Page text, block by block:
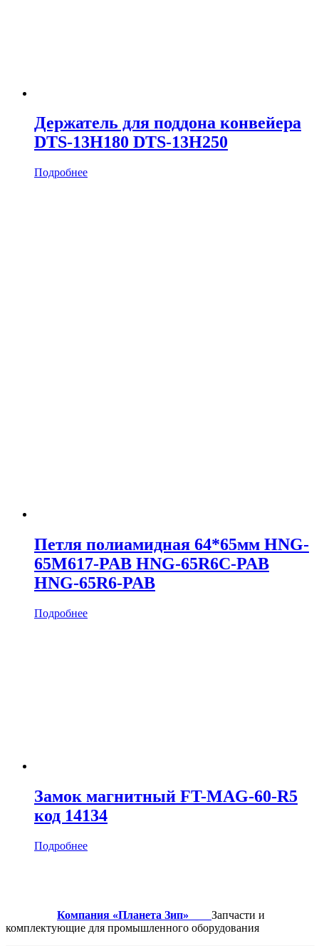
Держатель для поддона конвейера
DTS-13H180 DTS-13H250
Подробнее
Петля полиамидная 64*65мм HNG-
65M617-PAB HNG-65R6C-PAB
HNG-65R6-PAB
Подробнее
Замок магнитный FT-MAG-60-R5
код 14134
Подробнее
Компания «Планета Зип» Запчасти и
комплектующие для промышленного оборудования